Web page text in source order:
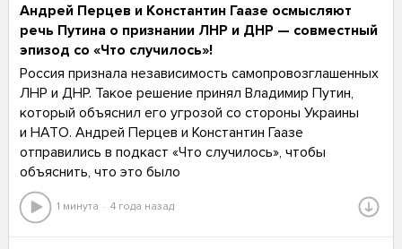
Андрей Перцев и Константин Гаазе осмысляют
речь Путина о признании ЛНР и ДНР — совместный
эпизод со «Что случилось»!
Россия признала независимость самопровозглашенных
ЛНР и ДНР. Такое решение принял Владимир Путин,
который объяснил его угрозой со стороны Украины
и НАТО. Андрей Перцев и Константин Гаазе
отправились в подкаст «Что случилось», чтобы
объяснить, что это было
1 минута 4 года назад